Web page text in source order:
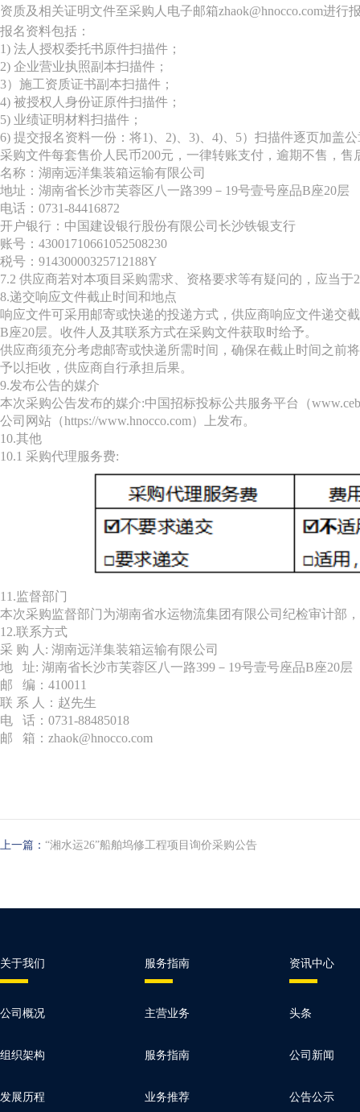
资质及相关证明文件至采购人电子邮箱zhaok@hnocco.com进
报名资料包括：
1) 法人授权委托书原件扫描件；
2) 企业营业执照副本扫描件；
3）施工资质证书副本扫描件；
4) 被授权人身份证原件扫描件；
5) 业绩证明材料扫描件；
6) 提交报名资料一份：将1)、2)、3)、4)、5）扫描件逐页加盖
采购文件每套售价人民币200元，一律转账支付，逾期不售，售
名称：湖南远洋集装箱运输有限公司
地址：湖南省长沙市芙蓉区八一路399－19号壹号座品B座20层
电话：0731-84416872
开户银行：中国建设银行股份有限公司长沙铁银支行
账号：43001710661052508230
税号：91430000325712188Y
7.2 供应商若对本项目采购需求、资格要求等有疑问的，应当于
8.递交响应文件截止时间和地点
响应文件可采用邮寄或快递的投递方式，供应商响应文件递交
B座20层。收件人及其联系方式在采购文件获取时给予。
供应商须充分考虑邮寄或快递所需时间，确保在截止时间之前
予以拒收，供应商自行承担后果。
9.发布公告的媒介
本次采购公告发布的媒介:中国招标投标公共服务平台（
公司网站（https://www.hnocco.com）上发布。
10.其他
10.1 采购代理服务费:
11.监督部门
本次采购监督部门为湖南省水运物流集团有限公司纪检审计部，
12.联系方式
采 购 人: 湖南远洋集装箱运输有限公司
地 址: 湖南省长沙市芙蓉区八一路399－19号壹号座品B座20层
邮 编：410011
联 系 人：赵先生
电 话：0731-88485018
邮 箱：zhaok@hnocco.com
上一篇： “湘水运26”船舶坞修工程项目询价采购公告
关于我们 服务指南 资讯中心
公司概况 主营业务 头条
组织架构 服务指南 公司新闻
发展历程 业务推荐 公告公示